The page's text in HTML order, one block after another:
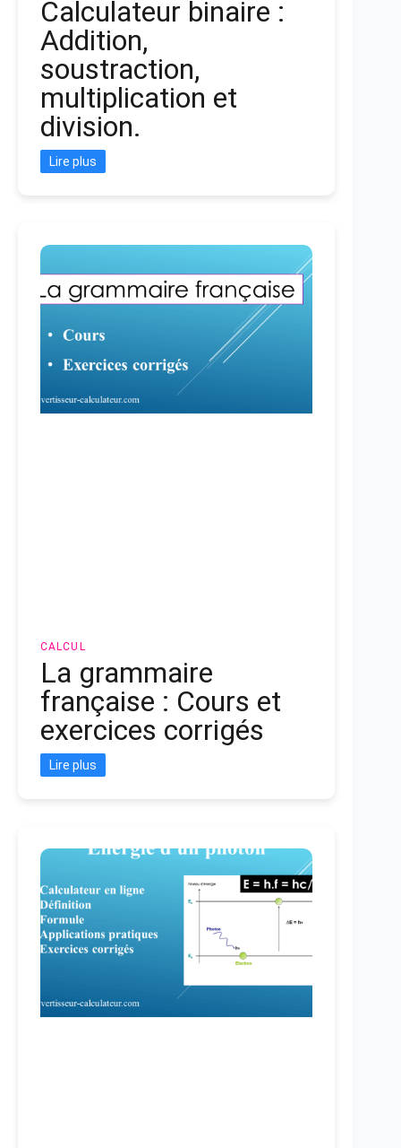
Calculateur binaire :
Addition,
soustraction,
multiplication et
division.
Lire plus
CALCUL
La grammaire
française : Cours et
exercices corrigés
Lire plus